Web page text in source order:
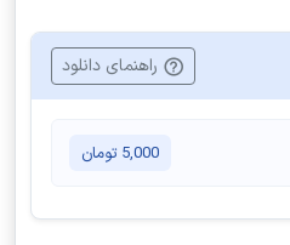
راهنمای دانلود
5,000 تومان